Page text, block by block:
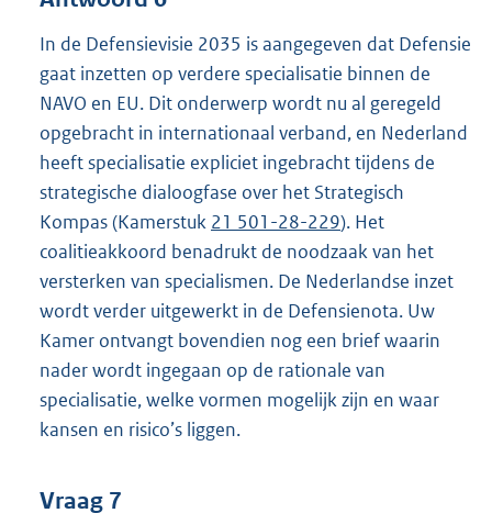
In de Defensievisie 2035 is aangegeven dat Defensie
gaat inzetten op verdere specialisatie binnen de
NAVO en EU. Dit onderwerp wordt nu al geregeld
opgebracht in internationaal verband, en Nederland
heeft specialisatie expliciet ingebracht tijdens de
strategische dialoogfase over het Strategisch
Kompas (Kamerstuk 21 501-28-229). Het
coalitieakkoord benadrukt de noodzaak van het
versterken van specialismen. De Nederlandse inzet
wordt verder uitgewerkt in de Defensienota. Uw
Kamer ontvangt bovendien nog een brief waarin
nader wordt ingegaan op de rationale van
specialisatie, welke vormen mogelijk zijn en waar
kansen en risico’s liggen.
Vraag 7